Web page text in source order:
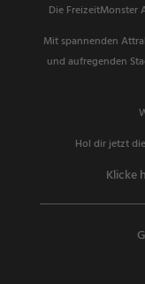
Die FreizeitMonster
Mit spannenden
und aufregenden
Hol dir jetzt
Klicke